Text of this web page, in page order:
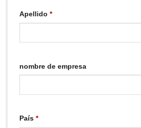
Apellido *
nombre de empresa
País *